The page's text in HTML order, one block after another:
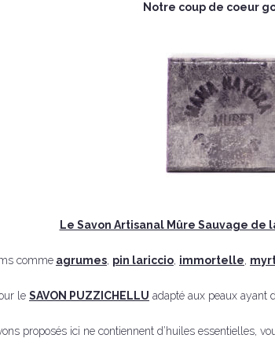
Notre coup de coeur
Le Savon Artisanal Mûre Sauvage de
comme agrumes, pin lariccio, immortelle,
le SAVON PUZZICHELLU adapté aux peaux ayant
proposés ici ne contiennent d’huiles essentielles,